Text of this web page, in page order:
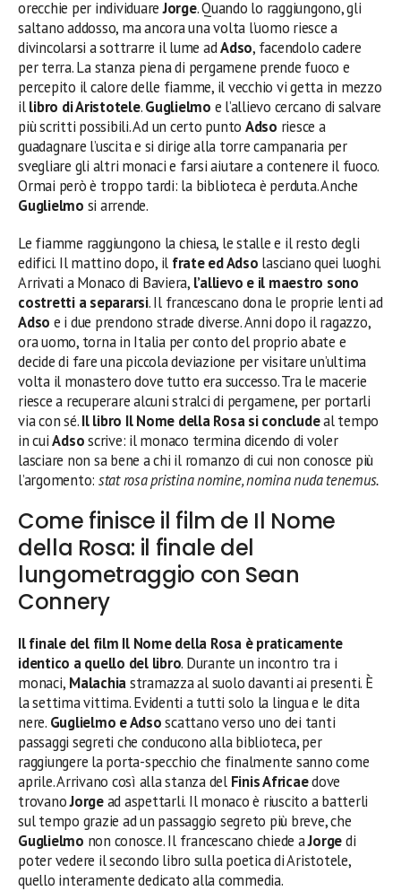
orecchie per individuareJorge. Quando lo raggiungono, gli
saltano addosso, ma ancora una volta l’uomo riesce a
divincolarsi a sottrarre il lume adAdso, facendolo cadere
per terra. La stanza piena di pergamene prende fuoco e
percepito il calore delle fiamme, il vecchio vi getta in mezzo
illibro di Aristotele.Guglielmo e l’allievo cercano di salvare
più scritti possibili. Ad un certo punto Adso riesce a
guadagnare l’uscita e si dirige alla torre campanaria per
svegliare gli altri monaci e farsi aiutare a contenere il fuoco.
Ormai però è troppo tardi: la biblioteca è perduta. Anche
Guglielmo si arrende.
Le fiamme raggiungono la chiesa, le stalle e il resto degli
edifici. Il mattino dopo, il frate ed Adso lasciano quei luoghi.
Arrivati a Monaco di Baviera, l’allievo e il maestro sono
costretti a separarsi. Il francescano dona le proprie lenti ad
Adso e i due prendono strade diverse. Anni dopo il ragazzo,
ora uomo, torna in Italia per conto del proprio abate e
decide di fare una piccola deviazione per visitare un’ultima
volta il monastero dove tutto era successo. Tra le macerie
riesce a recuperare alcuni stralci di pergamene, per portarli
via con sé.Il libro Il Nome della Rosa si concludeal tempo
in cuiAdsoscrive: il monaco termina dicendo di voler
lasciare non sa bene a chi il romanzo di cui non conosce più
l’argomento: stat rosa pristina nomine, nomina nuda tenemus.
Come finisce il film de Il Nome
della Rosa: il finale del
lungometraggio con Sean
Connery
Il finale del film Il Nome della Rosa è praticamente
identico a quello del libro. Durante un incontro tra i
monaci, Malachiastramazza al suolo davanti ai presenti. È
la settima vittima. Evidenti a tutti solo la lingua e le dita
nere. Guglielmo e Adsoscattano verso uno dei tanti
passaggi segreti che conducono alla biblioteca, per
raggiungere la porta-specchio che finalmente sanno come
aprile. Arrivano così alla stanza del Finis Africaedove
trovanoJorgead aspettarli. Il monaco è riuscito a batterli
sul tempo grazie ad un passaggio segreto più breve, che
Guglielmo non conosce. Il francescano chiede aJorgedi
poter vedere il secondo libro sulla poetica di Aristotele,
quello interamente dedicato alla commedia.